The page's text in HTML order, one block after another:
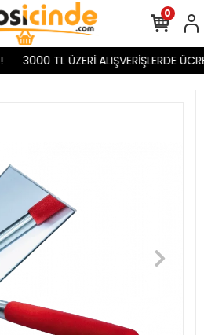
3000 TL ÜZERİ ALIŞVERİŞLERDE
0